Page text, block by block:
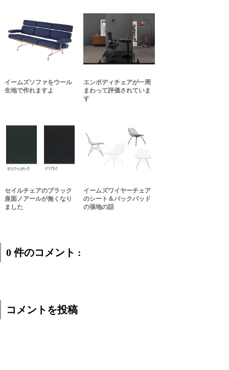
イームズソファをウール
生地で作れますよ
エンボディチェアが一周
まわって評価されていま
す
セイルチェアのブラック
座面ノアールが無くなり
ました
イームズワイヤーチェア
のシート＆バックパッド
の張地の話
0 件のコメント :
コメントを投稿